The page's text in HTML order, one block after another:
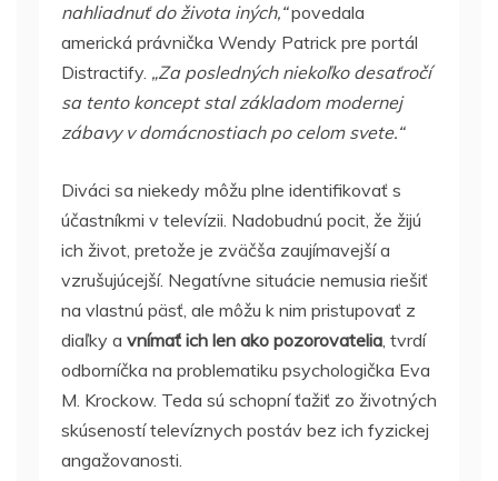
nahliadnuť do života iných,“povedala
americká právnička Wendy Patrick pre portál
Distractify. „Za posledných niekoľko desaťročí
sa tento koncept stal základom modernej
zábavy v domácnostiach po celom svete.“
Diváci sa niekedy môžu plne identifikovať s
účastníkmi v televízii. Nadobudnú pocit, že žijú
ich život, pretože je zväčša zaujímavejší a
vzrušujúcejší. Negatívne situácie nemusia riešiť
na vlastnú päsť, ale môžu k nim pristupovať z
diaľky a vnímať ich len ako pozorovatelia, tvrdí
odborníčka na problematiku psychologička Eva
M. Krockow. Teda sú schopní ťažiť zo životných
skúseností televíznych postáv bez ich fyzickej
angažovanosti.